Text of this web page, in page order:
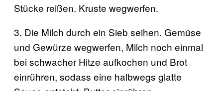
Stücke reißen. Kruste wegwerfen.
3. Die Milch durch ein Sieb seihen. Gemüse
und Gewürze wegwerfen, Milch noch einmal
bei schwacher Hitze aufkochen und Brot
einrühren, sodass eine halbwegs glatte